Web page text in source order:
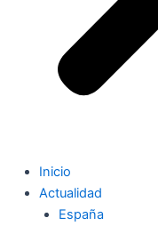
Inicio
Actualidad
España